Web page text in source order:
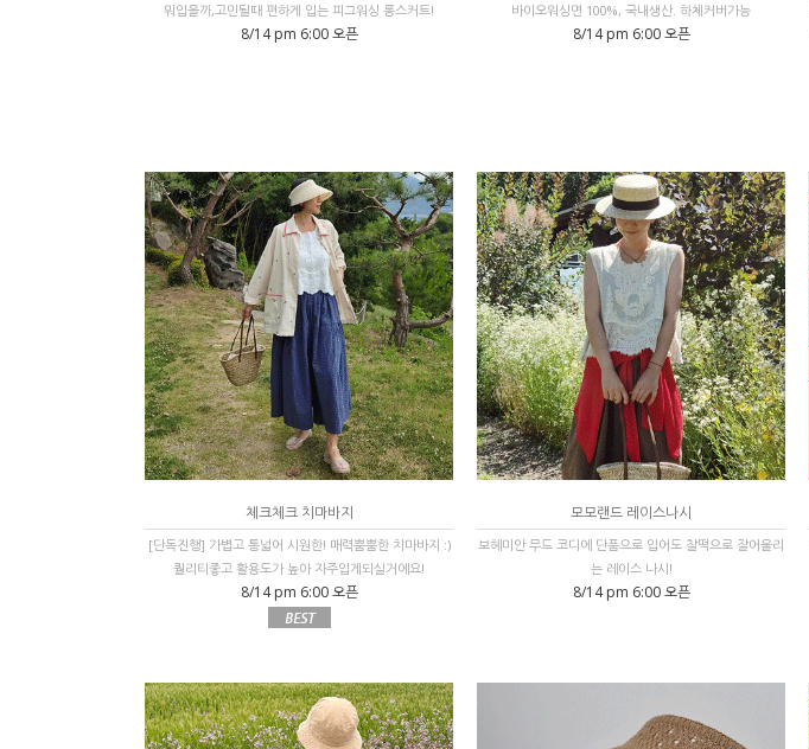
뭐입을까,고민될때 편하게 입는 피그워싱 롱스커트!
8/14 pm 6:00 오픈
바이오워싱면 100%, 국내생산. 하체커버가능
8/14 pm 6:00 오픈
체크체크 치마바지
[단독진행] 가볍고 통넓어 시원한! 매력뿜뿜한 치마바지 :)
퀄리티좋고 활용도가 높아 자주입게되실거에요!
8/14 pm 6:00 오픈
모모랜드 레이스나시
보헤미안 무드 코디에 단품으로 입어도 찰떡으로 잘어울리
는 레이스 나시!
8/14 pm 6:00 오픈